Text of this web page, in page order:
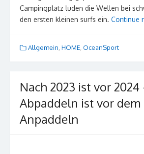
Campingplatz luden die Wellen bei
den ersten kleinen surfs ein. Continue
Allgemein, HOME, OceanSport
Nach 2023 ist vor
Abpaddeln ist vor dem
Anpaddeln